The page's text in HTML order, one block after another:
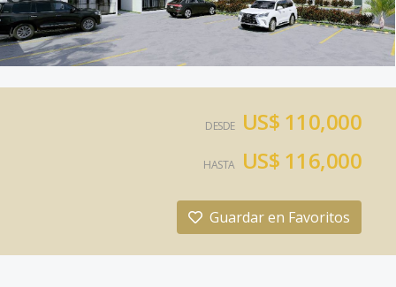
DESDE US$ 110,000
HASTA US$ 116,000
Guardar en Favoritos